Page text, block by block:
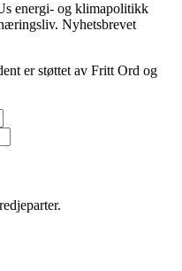
energi- og klimapolitikk
Nyhetsbrevet
er støttet av Fritt Ord og